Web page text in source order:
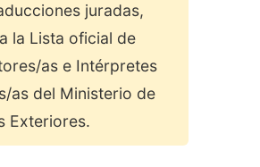
juradas,
la Lista oficial de
as e Intérpretes
as del Ministerio de
Exteriores.